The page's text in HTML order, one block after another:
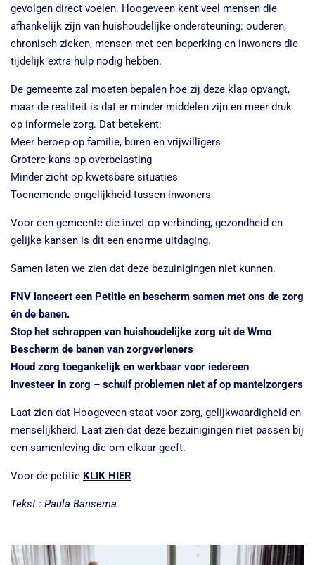
gevolgen direct voelen. Hoogeveen kent veel mensen die
afhankelijk zijn van huishoudelijke ondersteuning: ouderen,
chronisch zieken, mensen met een beperking en inwoners die
tijdelijk extra hulp nodig hebben.
De gemeente zal moeten bepalen hoe zij deze klap opvangt,
maar de realiteit is dat er minder middelen zijn en meer druk
op informele zorg. Dat betekent:
Meer beroep op familie, buren en vrijwilligers
Grotere kans op overbelasting
Minder zicht op kwetsbare situaties
Toenemende ongelijkheid tussen inwoners
Voor een gemeente die inzet op verbinding, gezondheid en
gelijke kansen is dit een enorme uitdaging.
Samen laten we zien dat deze bezuinigingen niet kunnen.
FNV lanceert een Petitie en bescherm samen met ons de zorg
én de banen.
Stop het schrappen van huishoudelijke zorg uit de Wmo
Bescherm de banen van zorgverleners
Houd zorg toegankelijk en werkbaar voor iedereen
Investeer in zorg – schuif problemen niet af op mantelzorgers
Laat zien dat Hoogeveen staat voor zorg, gelijkwaardigheid en
menselijkheid. Laat zien dat deze bezuinigingen niet passen bij
een samenleving die om elkaar geeft.
Voor de petitie KLIK HIER
Tekst : Paula Bansema